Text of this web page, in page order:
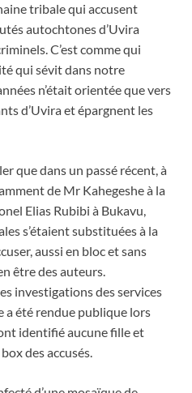
tribale qui accusent
autochtones d’Uvira
C’est comme qui
qui sévit dans notre
n’était orientée que vers
d’Uvira et épargnent les
que dans un passé récent, à
de Mr Kahegeshe à la
Elias Rubibi à Bukavu,
s’étaient substituées à la
aussi en bloc et sans
être des auteurs.
investigations des services
été rendue publique lors
identifié aucune fille et
des accusés.